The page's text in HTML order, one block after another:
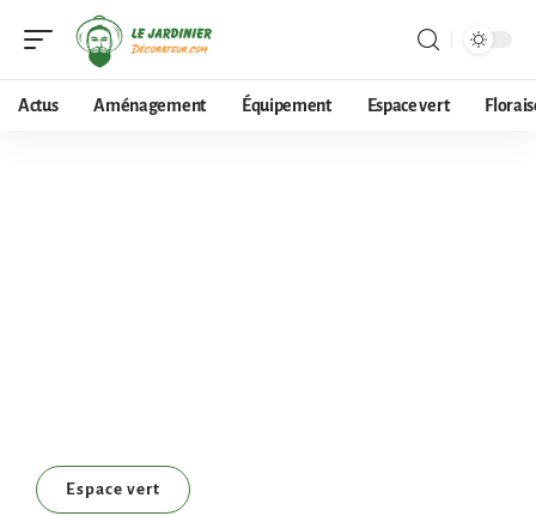
Actus Aménagement Équipement Espace vert
Espace vert